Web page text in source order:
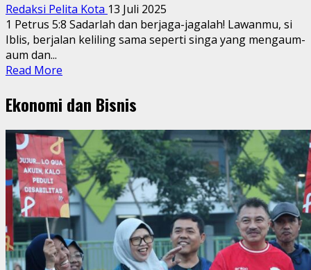
Redaksi Pelita Kota 13 Juli 2025
1 Petrus 5:8 Sadarlah dan berjaga-jagalah! Lawanmu, si
Iblis, berjalan keliling sama seperti singa yang mengaum-
aum dan...
Read More
about
Iblis
Itu
Fans
Loh
Ekonomi dan Bisnis